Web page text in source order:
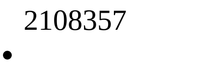
2108357